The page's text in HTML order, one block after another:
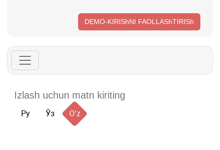
DEMO-KIRIShNI FAOLLAShTIRISh
Ру Ўз Oʻz